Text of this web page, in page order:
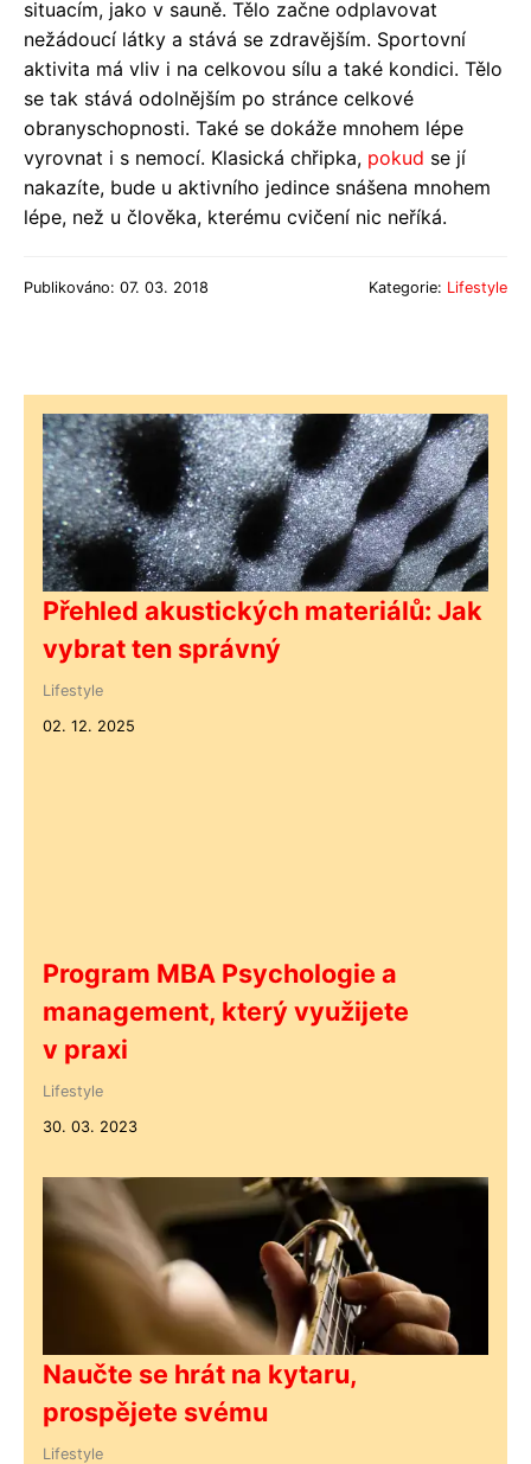
situacím, jako v sauně. Tělo začne odplavovat
nežádoucí látky a stává se zdravějším. Sportovní
aktivita má vliv i na celkovou sílu a také kondici. Tělo
se tak stává odolnějším po stránce celkové
obranyschopnosti. Také se dokáže mnohem lépe
vyrovnat i s nemocí. Klasická chřipka, pokud se jí
nakazíte, bude u aktivního jedince snášena mnohem
lépe, než u člověka, kterému cvičení nic neříká.
Publikováno: 07. 03. 2018 Kategorie: Lifestyle
Přehled akustických materiálů: Jak
vybrat ten správný
Lifestyle
02. 12. 2025
Program MBA Psychologie a
management, který využijete
v praxi
Lifestyle
30. 03. 2023
Naučte se hrát na kytaru,
prospějete svému
Lifestyle